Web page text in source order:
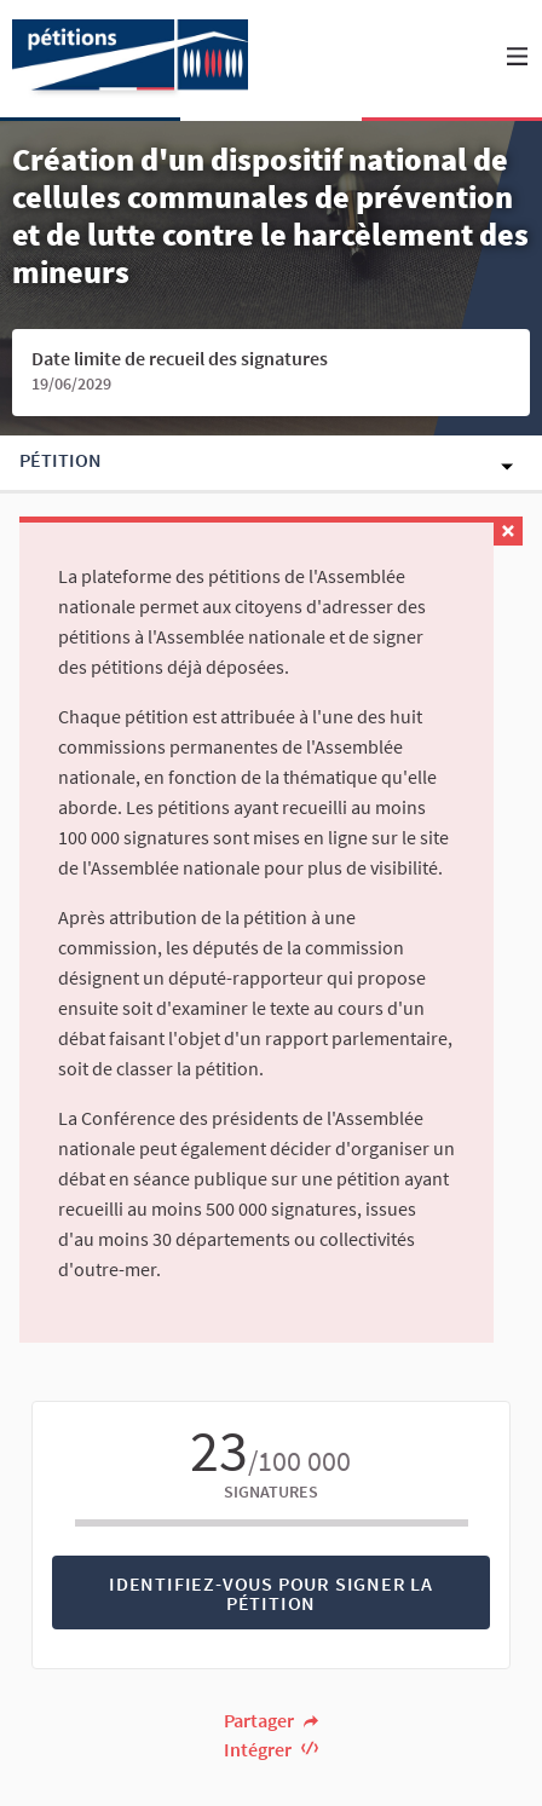
Création d'un dispositif national de
cellules communales de prévention
et de lutte contre le harcèlement des
mineurs
Date limite de recueil des signatures
19/06/2029
PÉTITION
La plateforme des pétitions de l'Assemblée
nationale permet aux citoyens d'adresser des
pétitions à l'Assemblée nationale et de signer
des pétitions déjà déposées.
Chaque pétition est attribuée à l'une des huit
commissions permanentes de l'Assemblée
nationale, en fonction de la thématique qu'elle
aborde. Les pétitions ayant recueilli au moins
100 000 signatures sont mises en ligne sur le site
de l'Assemblée nationale pour plus de visibilité.
Après attribution de la pétition à une
commission, les députés de la commission
désignent un député-rapporteur qui propose
ensuite soit d'examiner le texte au cours d'un
débat faisant l'objet d'un rapport parlementaire,
soit de classer la pétition.
La Conférence des présidents de l'Assemblée
nationale peut également décider d'organiser un
débat en séance publique sur une pétition ayant
recueilli au moins 500 000 signatures, issues
d'au moins 30 départements ou collectivités
d'outre-mer.
23/100 000
SIGNATURES
IDENTIFIEZ-VOUS POUR SIGNER LA
PÉTITION
Partager
Intégrer